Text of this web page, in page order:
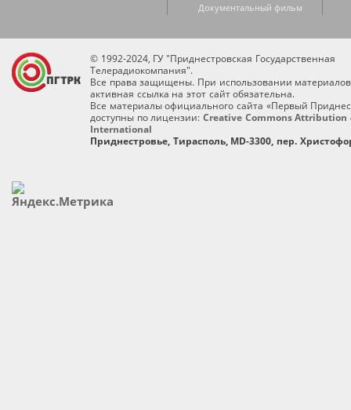
Документальный фильм
© 1992-2024, ГУ "Приднестровская Государственная
Телерадиокомпания".
Все права защищены. При использовании
активная ссылка на этот сайт обязательна.
Все материалы официального сайта «Первый
доступны по лицензии: Creative Commons Attribution
International
Приднестровье, Тирасполь, MD-3300, пер.